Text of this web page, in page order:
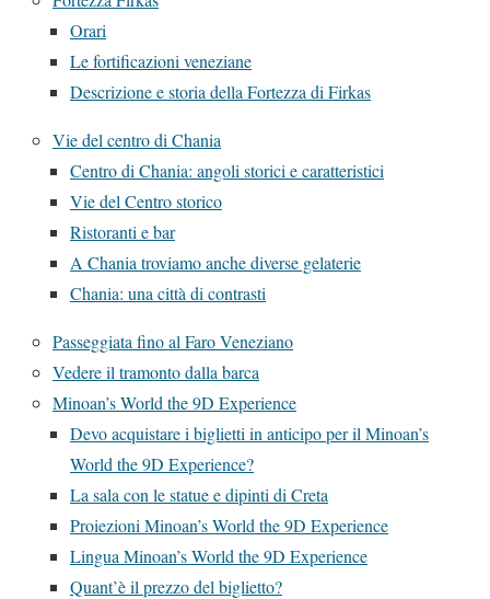
Orari
Le fortificazioni veneziane
Descrizione e storia della Fortezza di Firkas
Vie del centro di Chania
Centro di Chania: angoli storici e caratteristici
Vie del Centro storico
Ristoranti e bar
A Chania troviamo anche diverse gelaterie
Chania: una città di contrasti
Passeggiata fino al Faro Veneziano
Vedere il tramonto dalla barca
Minoan’s World the 9D Experience
Devo acquistare i biglietti in anticipo per il Minoan’s
World the 9D Experience?
La sala con le statue e dipinti di Creta
Proiezioni Minoan’s World the 9D Experience
Lingua Minoan’s World the 9D Experience
Quant’è il prezzo del biglietto?